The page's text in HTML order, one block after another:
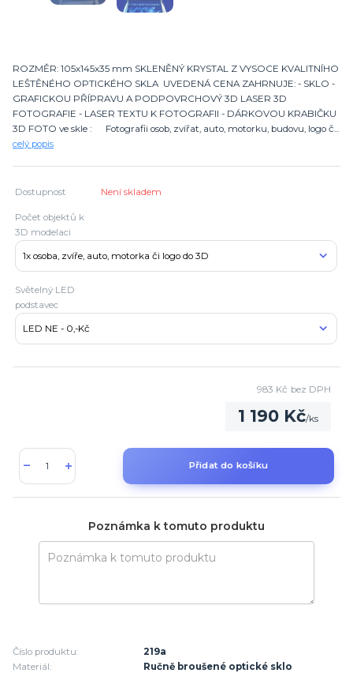
ROZMĚR: 105x145x35 mm SKLENĚNÝ KRYSTAL Z VYSOCE KVALITNÍHO
LEŠTĚNÉHO OPTICKÉHO SKLA UVEDENÁ CENA ZAHRNUJE: - SKLO -
GRAFICKOU PŘÍPRAVU A PODPOVRCHOVÝ 3D LASER 3D
FOTOGRAFIE - LASER TEXTU K FOTOGRAFII - DÁRKOVOU KRABIČKU
3D FOTO ve skle : Fotografii osob, zvířat, auto, motorku, budovu, logo č...
celý popis
Dostupnost Není skladem
Počet objektů k
3D modelaci
Světelný LED
podstavec
1 190 Kč/ks
983 Kč bez DPH
Přidat do košíku
Poznámka k tomuto produktu
Číslo produktu:
219a
Materiál:
Ručně broušené optické sklo